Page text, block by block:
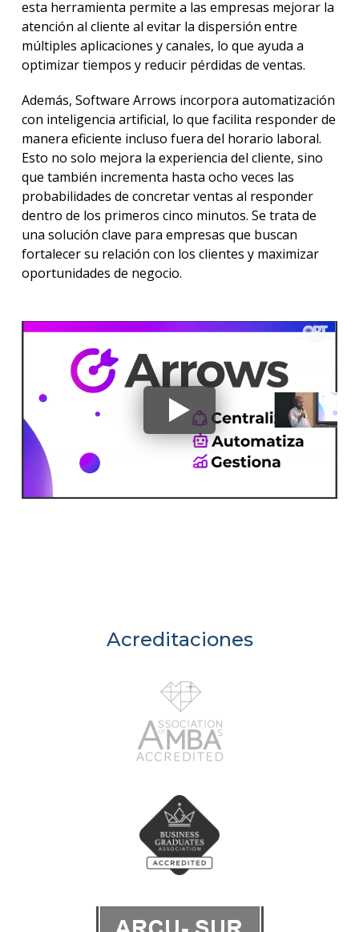
esta herramienta permite a las empresas mejorar la
atención al cliente al evitar la dispersión entre
múltiples aplicaciones y canales, lo que ayuda a
optimizar tiempos y reducir pérdidas de ventas.
Además, Software Arrows incorpora automatización
con inteligencia artificial, lo que facilita responder de
manera eficiente incluso fuera del horario laboral.
Esto no solo mejora la experiencia del cliente, sino
que también incrementa hasta ocho veces las
probabilidades de concretar ventas al responder
dentro de los primeros cinco minutos. Se trata de
una solución clave para empresas que buscan
fortalecer su relación con los clientes y maximizar
oportunidades de negocio.
Acreditaciones